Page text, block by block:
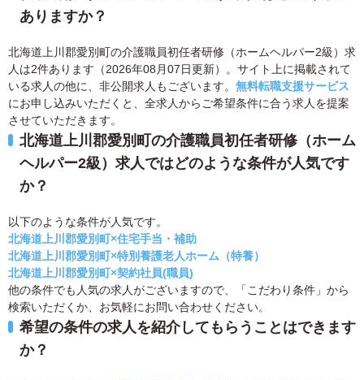
ありますか？
北海道上川郡愛別町の介護職員初任者研修（ホームヘルパー2級）求
人は2件あります（2026年08月07日更新）。サイト上に掲載されて
いる求人の他に、非公開求人もございます。 無料転職支援サービス
にお申し込みいただくと、全求人からご希望条件に合う求人を提案
させていただきます。
北海道上川郡愛別町の介護職員初任者研修（ホーム
ヘルパー2級）求人ではどのような条件が人気です
か？
以下のような条件が人気です。
北海道上川郡愛別町×住宅手当・補助
北海道上川郡愛別町×特別養護老人ホーム（特養）
北海道上川郡愛別町×契約社員(職員)
他の条件でも人気の求人がございますので、「こだわり条件」から
検索いただくか、お気軽にお問い合わせください。
希望の条件の求人を紹介してもらうことはできます
か？